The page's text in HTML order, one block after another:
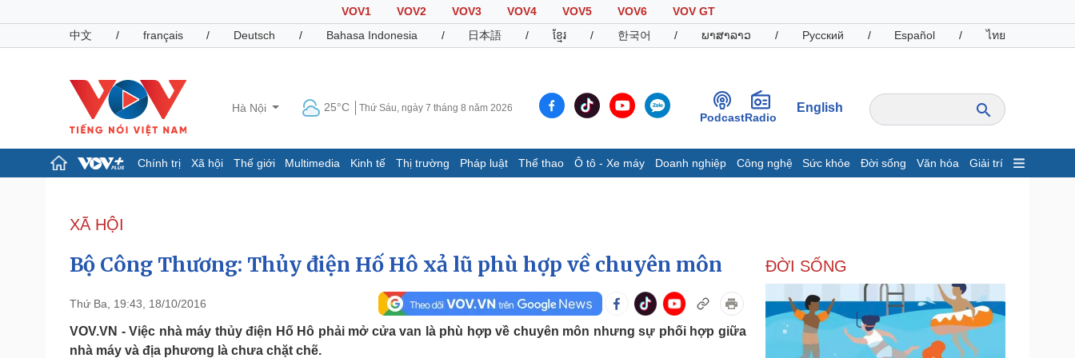
VOV1 VOV2 VOV3 VOV4 VOV5 VOV6
VOV GT
中文
/ français / Deutsch / Bahasa Indonesia / 日本語 / ខ្មែរ / 한국어 / ພາສາລາວ / Русский / Español / ไทย
Hà Nội 25°C Thứ Sáu, ngày 7 tháng 8 năm 2026
PodcastRadio
English
Chính trị Xã hội Thế giới Multimedia Kinh tế Thị trường Pháp luật Thể thao Ô tô - Xe máy Doanh nghiệp Công nghệ Sức khỏe Đời sống Văn hóa Giải trí
Đảng
Tổ chức nhân sự
Nhận diện sự thật
Dấu ấn VOV
E-Magazine
Infographic
Giá cà phê
Pháp luật
Vụ án
Quân sự - Quốc phòng
Vũ khí
Thể thao
Ô tô - Xe máy
Doanh nghiệp
Thông tin doanh nghiệp
Công nghệ
Sành điệu
XÃ HỘI
Bộ Công Thương: Thủy điện Hố Hô xả lũ phù hợp về chuyên môn
Thứ Ba, 19:43, 18/10/2016
VOV.VN - Việc nhà máy thủy điện Hố Hô phải mở cửa van là phù hợp về chuyên môn nhưng sự phối hợp giữa
nhà máy và địa phương là chưa chặt chẽ.
ĐỜI SỐNG